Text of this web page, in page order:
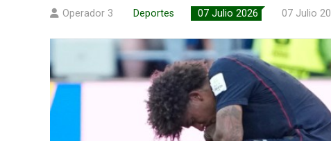
Operador 3 Deportes 07 Julio 2026 07 Julio